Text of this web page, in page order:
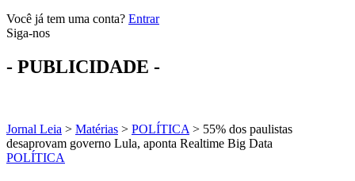
Você já tem uma conta? Entrar
Siga-nos
- PUBLICIDADE -
Jornal Leia > Matérias > POLÍTICA > 55% dos paulistas
desaprovam governo Lula, aponta Realtime Big Data
POLÍTICA